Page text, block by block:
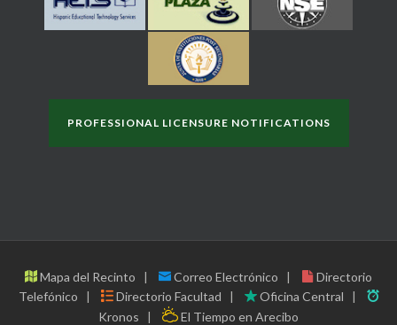
PROFESSIONAL LICENSURE NOTIFICATIONS
Mapa del Recinto Correo Electrónico
Directorio
Telefónico
Directorio Facultad
Oficina Central
Kronos
El Tiempo en Arecibo